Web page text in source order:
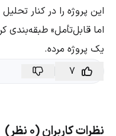
این پروژه را در کنار
اما قابل‌تأمل» طبقه‌بندی
یک پروژه مرده.
7
نظرات کاربران (0 نظر)